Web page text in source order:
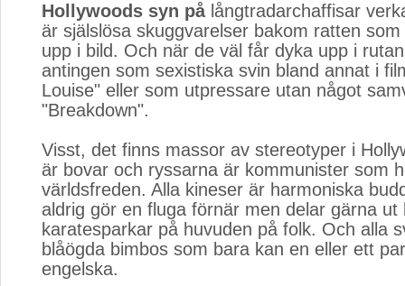
Hollywoods syn pålångtradarchaffisar
är själslösa skuggvarelser bakom ratten
upp i bild. Och när de väl får dyka upp i
antingen som sexistiska svin bland annat i
Louise" eller som utpressare utan något
"Breakdown".
Visst, det finns massor av stereotyper i
är bovar och ryssarna är kommunister som
världsfreden. Alla kineser är harmoniska
aldrig gör en fluga förnär men delar gärna ut
karatesparkar på huvuden på folk. Och alla
blåögda bimbos som bara kan en eller ett
engelska.